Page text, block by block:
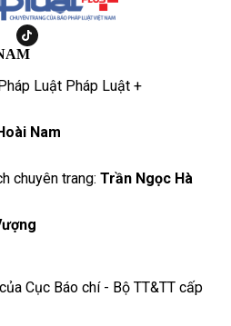
Luật Pháp Luật +
Nam
chuyên trang: Trần Ngọc Hà
Cục Báo chí - Bộ TT&TT cấp